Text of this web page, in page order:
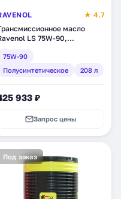
★ 4.7
масло
LS 75W-90,
(1222102-208)
75W-90
Полусинтетическое
208 л
933 ₽
Запрос цены
Под заказ